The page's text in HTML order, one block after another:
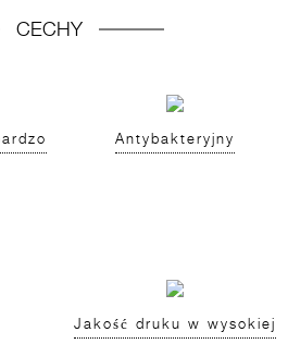
CECHY
Antybakteryjny
Jakość druku w wysokiej